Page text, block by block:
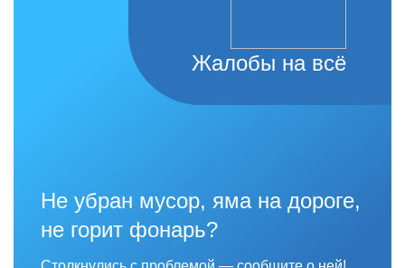
Жалобы на всё
Не убран мусор, яма на дороге,
не горит фонарь?